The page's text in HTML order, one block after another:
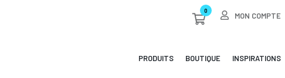
MON COMPTE
Cart
PRODUITS BOUTIQUE INSPIRATIONS